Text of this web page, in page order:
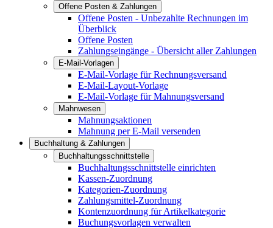
Offene Posten & Zahlungen
Offene Posten - Unbezahlte Rechnungen im
Überblick
Offene Posten
Zahlungseingänge - Übersicht aller Zahlungen
E-Mail-Vorlagen
E-Mail-Vorlage für Rechnungsversand
E-Mail-Layout-Vorlage
E-Mail-Vorlage für Mahnungsversand
Mahnwesen
Mahnungsaktionen
Mahnung per E-Mail versenden
Buchhaltung & Zahlungen
Buchhaltungsschnittstelle
Buchhaltungsschnittstelle einrichten
Kassen-Zuordnung
Kategorien-Zuordnung
Zahlungsmittel-Zuordnung
Kontenzuordnung für Artikelkategorie
Buchungsvorlagen verwalten